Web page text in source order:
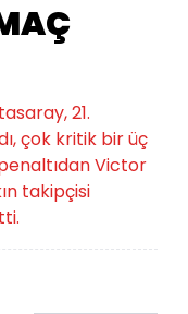
21.
çok kritik bir üç
penaltıdan Victor
takipçisi